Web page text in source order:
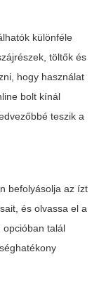
különféle
töltők és
hogy használat
bolt kínál
teszik a
befolyásolja az ízt
és olvassa el a
opcióban talál